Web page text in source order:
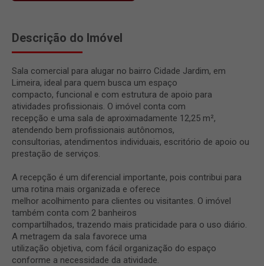
Descrição do Imóvel
Sala comercial para alugar no bairro Cidade Jardim, em
Limeira, ideal para quem busca um espaço
compacto, funcional e com estrutura de apoio para
atividades profissionais. O imóvel conta com
recepção e uma sala de aproximadamente 12,25 m²,
atendendo bem profissionais autônomos,
consultorias, atendimentos individuais, escritório de apoio ou
prestação de serviços.
A recepção é um diferencial importante, pois contribui para
uma rotina mais organizada e oferece
melhor acolhimento para clientes ou visitantes. O imóvel
também conta com 2 banheiros
compartilhados, trazendo mais praticidade para o uso diário.
A metragem da sala favorece uma
utilização objetiva, com fácil organização do espaço
conforme a necessidade da atividade.